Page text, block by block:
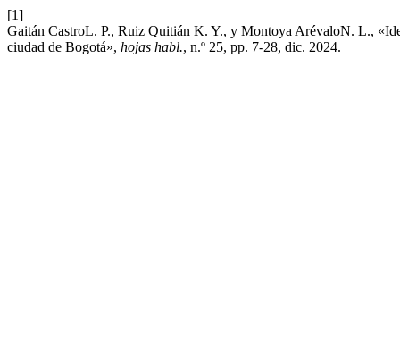
[1]
Gaitán CastroL. P., Ruiz Quitián K. Y., y Montoya ArévaloN. L.,
ciudad de Bogotá», hojas habl., n.º 25, pp. 7-28, dic. 2024.